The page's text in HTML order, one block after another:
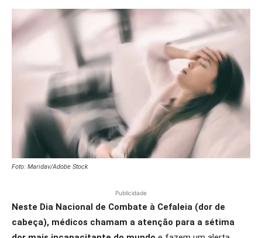
Foto: Maridav/Adobe Stock
Publicidade
Neste Dia Nacional de Combate à Cefaleia (dor de
cabeça), médicos chamam a atenção para a sétima